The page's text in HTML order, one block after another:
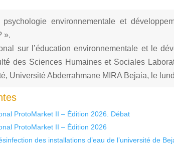
environnementale et
».
sur l’éducation environnementale et le
des Sciences Humaines et Sociales
Université Abderrahmane MIRA Bejaia, le
ProtoMarket II – Édition 2026. Débat
ProtoMarket II – Édition 2026
des installations d’eau de l’université de